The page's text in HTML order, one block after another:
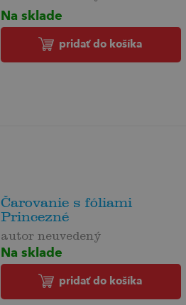
Na sklade
pridať do košíka
Čarovanie s fóliami
Princezné
autor neuvedený
Na sklade
pridať do košíka